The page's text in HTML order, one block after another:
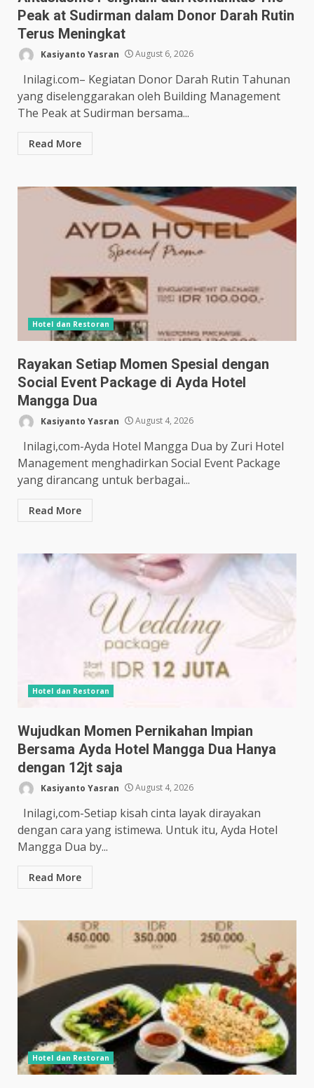
Peak at Sudirman dalam Donor Darah Rutin
Terus Meningkat
Kasiyanto Yasran August 6, 2026
Inilagi.com– Kegiatan Donor Darah Rutin Tahunan
yang diselenggarakan oleh Building Management
The Peak at Sudirman bersama...
Read More
Hotel dan Restoran
Rayakan Setiap Momen Spesial dengan
Social Event Package di Ayda Hotel
Mangga Dua
Kasiyanto Yasran August 4, 2026
Inilagi,com-Ayda Hotel Mangga Dua by Zuri Hotel
Management menghadirkan Social Event Package
yang dirancang untuk berbagai...
Read More
Hotel dan Restoran
Wujudkan Momen Pernikahan Impian
Bersama Ayda Hotel Mangga Dua Hanya
dengan 12jt saja
Kasiyanto Yasran August 4, 2026
Inilagi,com-Setiap kisah cinta layak dirayakan
dengan cara yang istimewa. Untuk itu, Ayda Hotel
Mangga Dua by...
Read More
Hotel dan Restoran